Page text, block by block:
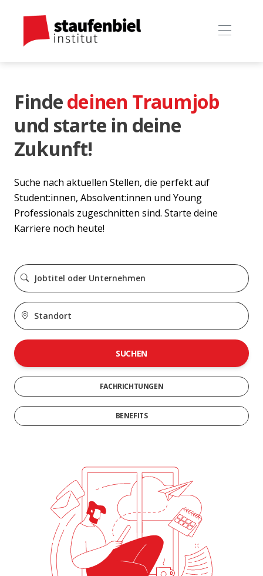
Findedeinen Traumjob
und starte in deine
Zukunft!
Suche nach aktuellen Stellen, die perfekt auf
Student:innen, Absolvent:innen und Young
Professionals zugeschnitten sind. Starte deine
Karriere noch heute!
SUCHEN
FACHRICHTUNGEN
BENEFITS